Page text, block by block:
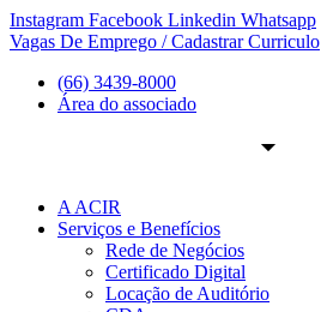
Ir
para
conteúdo
Instagram Facebook Linkedin Whatsapp
Vagas De Emprego / Cadastrar Curriculo
(66) 3439-8000
Área do associado
A ACIR
Serviços e Benefícios
Rede de Negócios
Certificado Digital
Locação de Auditório